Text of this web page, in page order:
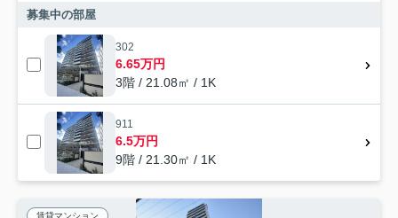
募集中の部屋
302
6.65万円
3階 / 21.08㎡ / 1K
911
6.5万円
9階 / 21.30㎡ / 1K
賃貸マンション